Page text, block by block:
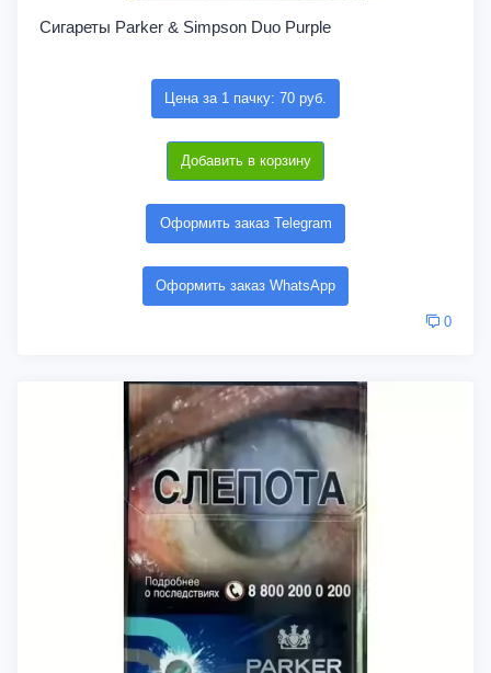
Сигареты Parker & Simpson Duo Purple
Цена за 1 пачку: 70 руб.
Добавить в корзину
Оформить заказ Telegram
Оформить заказ WhatsApp
0